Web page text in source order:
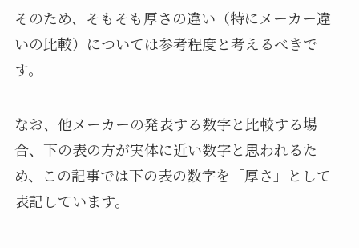
そのため、そもそも厚さの違い（特にメーカー違
いの比較）については参考程度と考えるべきで
す。
なお、他メーカーの発表する数字と比較する場
合、下の表の方が実体に近い数字と思われるた
め、この記事では下の表の数字を「厚さ」として
表記しています。